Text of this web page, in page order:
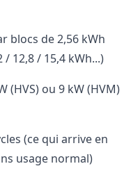
blocs de 2,56 kWh
/ 12,8 / 15,4 kWh...)
(HVS) ou 9 kW (HVM)
(ce qui arrive en
usage normal)